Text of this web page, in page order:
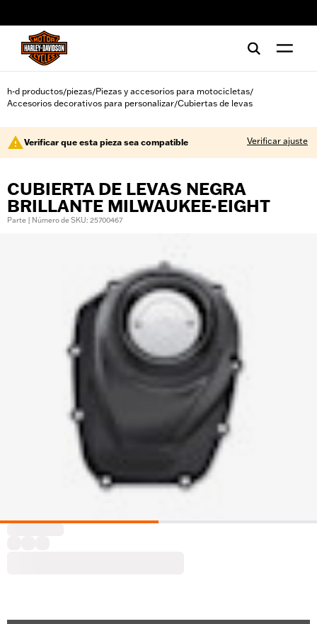
h-d productos/piezas/Piezas y accesorios para motocicletas/
Accesorios decorativos para personalizar/Cubiertas de levas
Verificar que esta pieza sea compatible Verificar ajuste
CUBIERTA DE LEVAS NEGRA
BRILLANTE MILWAUKEE-EIGHT
Parte | Número de SKU: 25700467